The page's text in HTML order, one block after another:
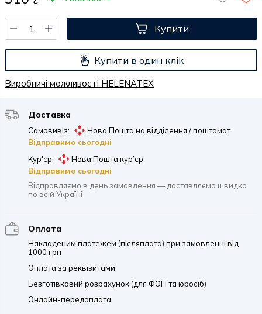
Купити
Купити в один клік
Виробничі можливості HELENATEX
Доставка
Самовивіз:
Нова Пошта на відділення / поштомат
Відправимо сьогодні
Кур'єр:
Нова Пошта кур’єр
Відправимо сьогодні
Відправляємо в день замовлення — доставляємо швидко
по всій Україні
Оплата
Накладеним платежем (післяплата) при замовленні від
1000 грн
Оплата за реквізитами
Безготівковий розрахунок (для ФОП та юросіб)
Онлайн-передоплата